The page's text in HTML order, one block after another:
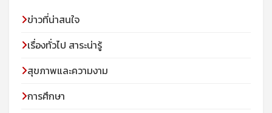
ข่าวที่น่าสนใจ
เรื่องทั่วไป สาระน่ารู้
สุขภาพและความงาม
การศึกษา